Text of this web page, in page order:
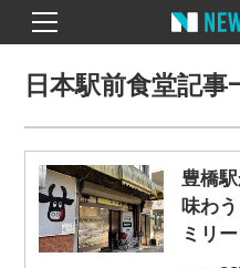
日本駅前食堂記事
豊橋
味わ
ミリ